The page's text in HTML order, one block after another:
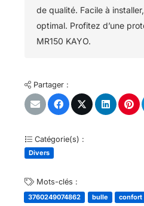
de qualité. Facile à
optimal. Profitez d’une
MR150 KAYO.
Partager :
Catégorie(s) :
Divers
Mots-clés :
3760249074862 bulle confort